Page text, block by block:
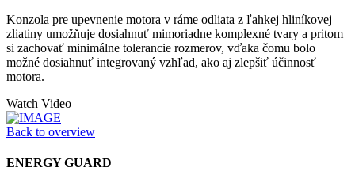
Konzola pre upevnenie motora v ráme odliata z ľahkej hliníkovej
zliatiny umožňuje dosiahnuť mimoriadne komplexné tvary a pritom
si zachovať minimálne tolerancie rozmerov, vďaka čomu bolo
možné dosiahnuť integrovaný vzhľad, ako aj zlepšiť účinnosť
motora.
Watch Video
Back to overview
ENERGY GUARD